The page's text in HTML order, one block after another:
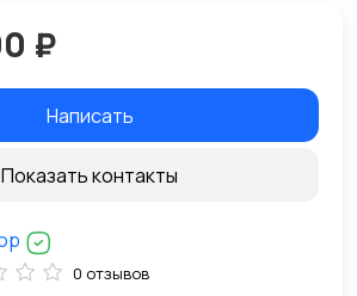
₽
Написать
Показать контакты
0 отзывов